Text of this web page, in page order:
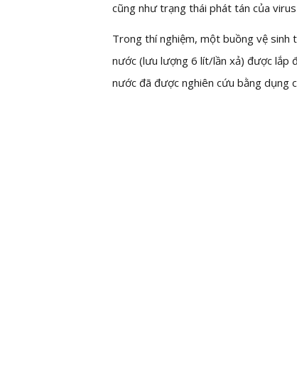
cũng như trạng thái phát tán của
Trong thí nghiệm, một buồng vệ sinh
nước (lưu lượng 6 lít/lần xả) được lắp
nước đã được nghiên cứu bằng dụng